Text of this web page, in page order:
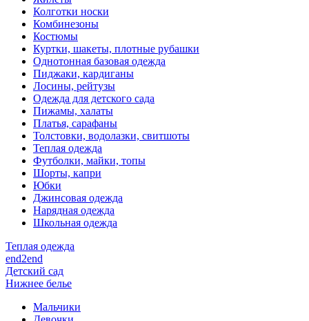
Колготки носки
Комбинезоны
Костюмы
Куртки, шакеты, плотные рубашки
Однотонная базовая одежда
Пиджаки, кардиганы
Лосины, рейтузы
Одежда для детского сада
Пижамы, халаты
Платья, сарафаны
Толстовки, водолазки, свитшоты
Теплая одежда
Футболки, майки, топы
Шорты, капри
Юбки
Джинсовая одежда
Нарядная одежда
Школьная одежда
Теплая одежда
end2end
Детский сад
Нижнее белье
Мальчики